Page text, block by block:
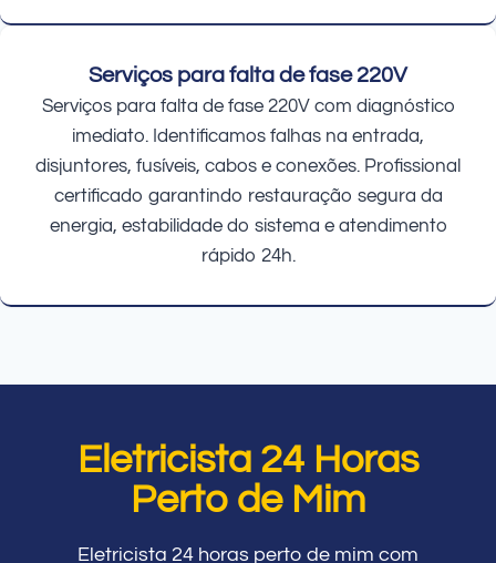
Serviços para falta de fase 220V
Serviços para falta de fase 220V com diagnóstico
imediato. Identificamos falhas na entrada,
disjuntores, fusíveis, cabos e conexões. Profissional
certificado garantindo restauração segura da
energia, estabilidade do sistema e atendimento
rápido 24h.
Eletricista 24 Horas
Perto de Mim
Eletricista 24 horas perto de mim com